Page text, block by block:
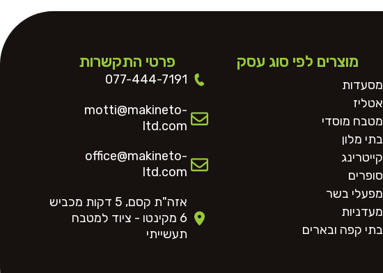
מוצרים לפי סוג עסק
מסעדות
אטליז
מטבח מוסדי
בתי מלון
קייטרינג
סופרים
מפעלי בשר
מעדניות
בתי קפה ובארים
פרטי התקשרות
077-444-7191
motti@makineto-
ltd.com
office@makineto-
ltd.com
אזה"ת קסם, 5 דקות מכביש
6 מקינטו - ציוד למטבח
תעשייתי